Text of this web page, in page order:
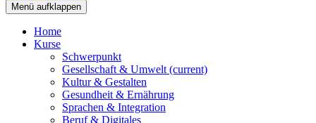
Menü aufklappen
Home
Kurse
Schwerpunkt
Gesellschaft & Umwelt (current)
Kultur & Gestalten
Gesundheit & Ernährung
Sprachen & Integration
Beruf & Digitales